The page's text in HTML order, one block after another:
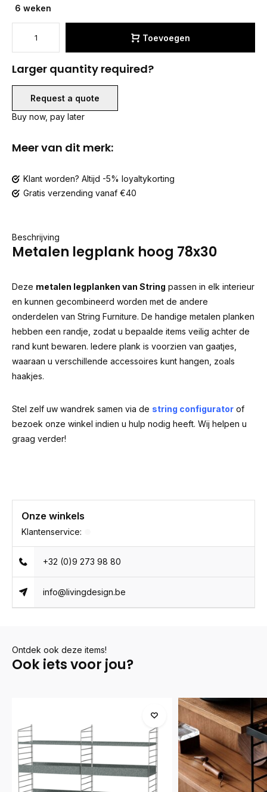
6 weken
Toevoegen
Larger quantity required?
Request a quote
Buy now, pay later
Meer van dit merk:
Klant worden? Altijd -5% loyaltykorting
Gratis verzending vanaf €40
Beschrijving
Metalen legplank hoog 78x30
Deze metalen legplanken van String passen in elk interieur
en kunnen gecombineerd worden met de andere
onderdelen van String Furniture. De handige metalen planken
hebben een randje, zodat u bepaalde items veilig achter de
rand kunt bewaren. Iedere plank is voorzien van gaatjes,
waaraan u verschillende accessoires kunt hangen, zoals
haakjes.
Stel zelf uw wandrek samen via de string configurator of
bezoek onze winkel indien u hulp nodig heeft. Wij helpen u
graag verder!
Onze winkels
Klantenservice:
+32 (0)9 273 98 80
info@livingdesign.be
Ontdek ook deze items!
Ook iets voor jou?